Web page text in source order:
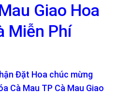
Giao Hoa
Miễn Phí
Đặt Hoa chúc mừng
Cà Mau TP Cà Mau Giao